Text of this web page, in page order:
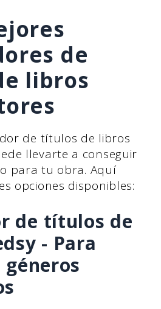
de
libros
de títulos de libros
llevarte a conseguir
para tu obra. Aquí
opciones disponibles:
de títulos de
- Para